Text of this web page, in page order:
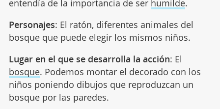
entendía de la importancia de ser humilde.
Personajes: El ratón, diferentes animales del
bosque que puede elegir los mismos niños.
Lugar en el que se desarrolla la acción: El
bosque. Podemos montar el decorado con los
niños poniendo dibujos que reproduzcan un
bosque por las paredes.